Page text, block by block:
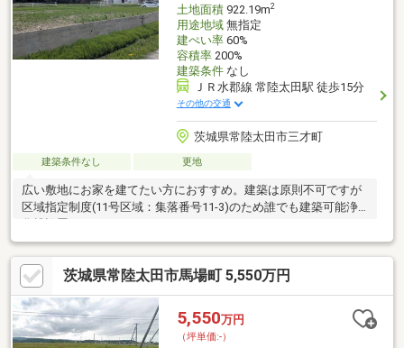
土地面積922.19m2
用途地域無指定
建ぺい率60%
容積率200%
建築条件なし
ＪＲ水郡線 常陸太田駅 徒歩15分
その他の交通
茨城県常陸太田市三才町
建築条件なし 更地
広い敷地にお家を建てたい方におすすめ。建築は原則不可ですが
区域指定制度(11号区域：集落番号11-3)のため誰でも建築可能浄
茨城県常陸太田市馬場町 5,550万円
5,550万円
（坪単価:-）